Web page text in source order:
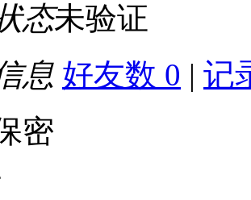
态未验证
息 好友数 0 | 记
密